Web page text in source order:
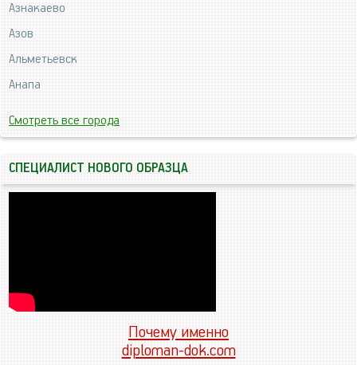
Азнакаево
Азов
Альметьевск
Анапа
Смотреть все города
СПЕЦИАЛИСТ НОВОГО ОБРАЗЦА
Почему именно
diploman-dok.com